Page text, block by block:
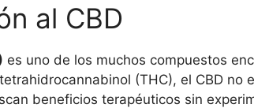
al CBD
es uno de los muchos compuestos
(THC), el CBD no
beneficios terapéuticos sin